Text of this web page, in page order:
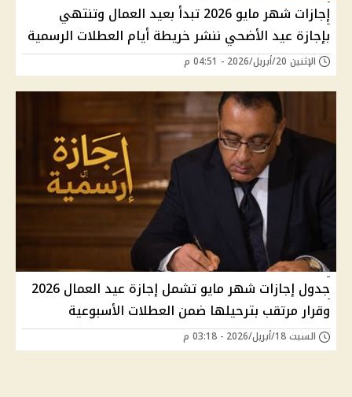
إجازات شهر مايو 2026 تبدأ بعيد العمال وتنتهي
بإجازة عيد الأضحي ننشر خريطة أيام العطلات الرسمية
الإثنين 20/أبريل/2026 - 04:51 م
جدول إجازات شهر مايو تشمل إجازة عيد العمال 2026
وقرار مرتقب بترحيلها ضمن العطلات الأسبوعية
السبت 18/أبريل/2026 - 03:18 م